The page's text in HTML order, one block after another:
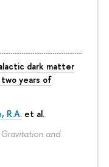
dark matter
years of
R.A. et al.
Gravitation and